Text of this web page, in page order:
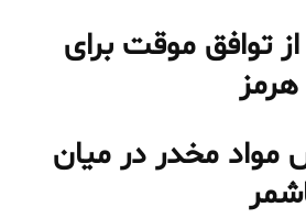
توافق موقت برای
هرمز
مخدر در میان